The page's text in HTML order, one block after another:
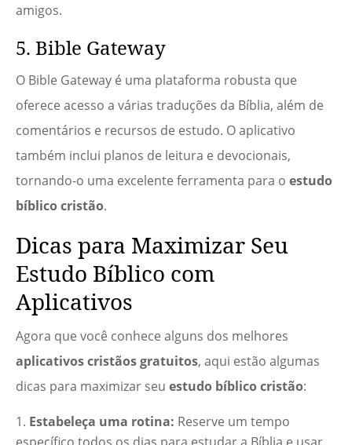
amigos.
5. Bible Gateway
O Bible Gateway é uma plataforma robusta que
oferece acesso a várias traduções da Bíblia, além de
comentários e recursos de estudo. O aplicativo
também inclui planos de leitura e devocionais,
tornando-o uma excelente ferramenta para o estudo
bíblico cristão.
Dicas para Maximizar Seu
Estudo Bíblico com
Aplicativos
Agora que você conhece alguns dos melhores
aplicativos cristãos gratuitos, aqui estão algumas
dicas para maximizar seu estudo bíblico cristão:
Estabeleça uma rotina: Reserve um tempo